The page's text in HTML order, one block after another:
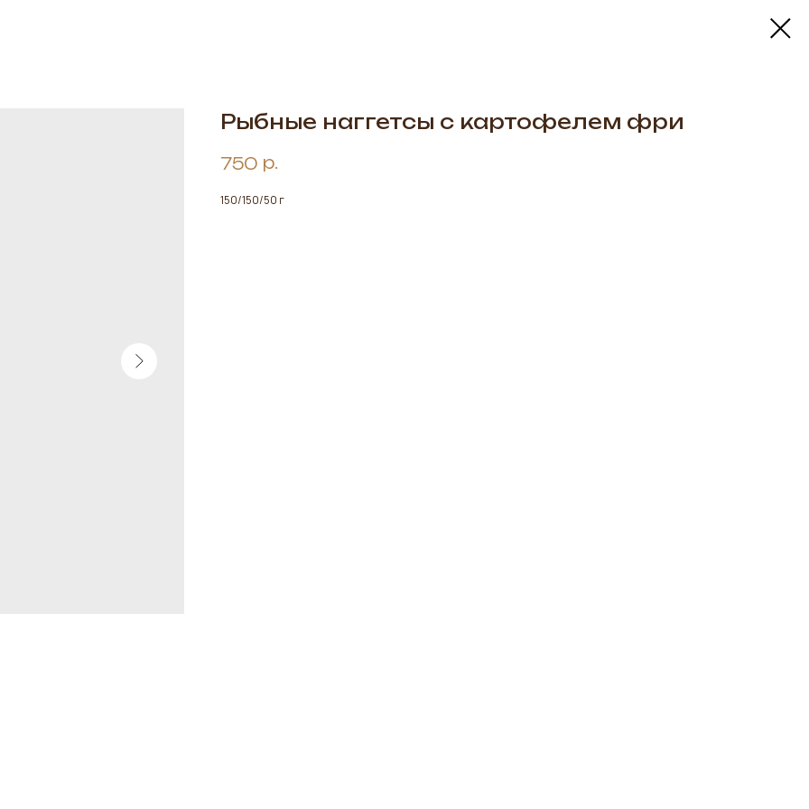
Рыбные наггетсы с картофелем фри
750 р.
150/150/50 г